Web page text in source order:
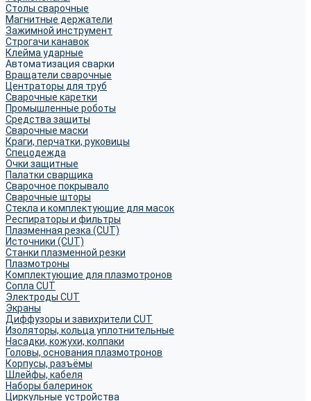
Столы сварочные
Магнитные держатели
Зажимной инструмент
Строгачи канавок
Клейма ударные
Автоматизация сварки
Вращатели сварочные
Центраторы для труб
Сварочные каретки
Промышленные роботы
Средства защиты
Сварочные маски
Краги, перчатки, руковицы
Спецодежда
Очки защитные
Палатки сварщика
Сварочное покрывало
Сварочные шторы
Стекла и комплектующие для масок
Респираторы и фильтры
Плазменная резка (CUT)
Источники (CUT)
Станки плазменной резки
Плазмотроны
Комплектующие для плазмотронов
Сопла CUT
Электроды CUT
Экраны
Диффузоры и завихрители CUT
Изоляторы, кольца уплотнительные
Насадки, кожухи, колпаки
Головы, основания плазмотронов
Корпусы, разъёмы
Шлейфы, кабеля
Наборы балеринок
Циркульные устройства